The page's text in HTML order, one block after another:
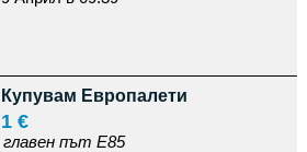
Купувам Европалети
1 €
главен път Е85